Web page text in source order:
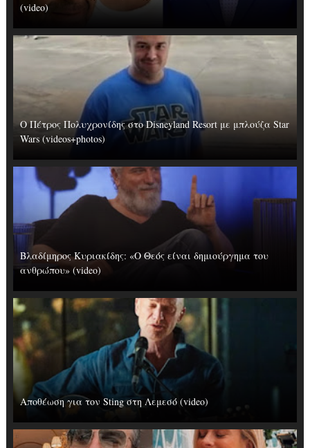
(video)
Ο Πέτρος Πολυχρονίδης στο Disneyland Resort με μπλούζα Star
Wars (videos+photos)
Βλαδίμηρος Κυριακίδης: «Ο Θεός είναι δημιούργημα του
ανθρώπου» (video)
Αποθέωση για τον Sting στη Λεμεσό (video)